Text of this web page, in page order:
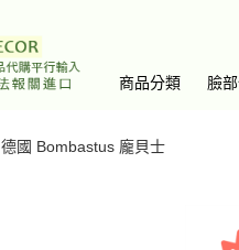
商品分類 臉
德國 Bombastus 龐貝士